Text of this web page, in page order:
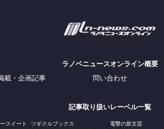
ラノベニュースオンライン概要
載・企画記事 問い合わせ
記事取り扱いレーベル一覧
スイート
ツギクルブックス
電撃の新文芸